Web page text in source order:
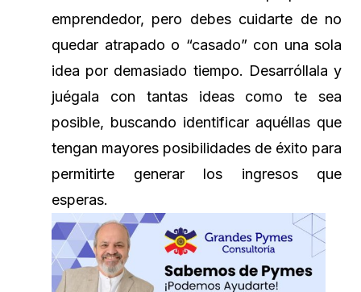
emprendedor, pero debes cuidarte de no
quedar atrapado o “casado” con una sola
idea por demasiado tiempo. Desarróllala y
juégala con tantas ideas como te sea
posible, buscando identificar aquéllas que
tengan mayores posibilidades de éxito para
permitirte generar los ingresos que
esperas.